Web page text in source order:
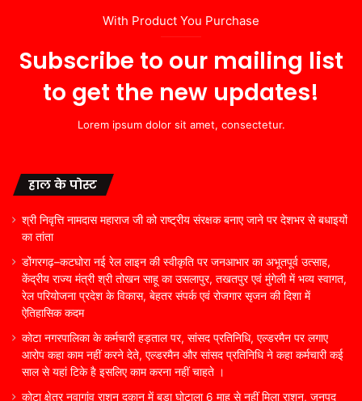
With Product You Purchase
Subscribe to our mailing list
to get the new updates!
Lorem ipsum dolor sit amet, consectetur.
हाल के पोस्ट
श्री निवृत्ति नामदास महाराज जी को राष्ट्रीय संरक्षक बनाए जाने पर देशभर से बधाइयों
का तांता
डोंगरगढ़–कटघोरा नई रेल लाइन की स्वीकृति पर जनआभार का अभूतपूर्व उत्साह,
केंद्रीय राज्य मंत्री श्री तोखन साहू का उसलापुर, तखतपुर एवं मुंगेली में भव्य स्वागत,
रेल परियोजना प्रदेश के विकास, बेहतर संपर्क एवं रोजगार सृजन की दिशा में
ऐतिहासिक कदम
कोटा नगरपालिका के कर्मचारी हड़ताल पर, सांसद प्रतिनिधि, एल्डरमैन पर लगाए
आरोप कहा काम नहीं करने देते, एल्डरमैन और सांसद प्रतिनिधि ने कहा कर्मचारी कई
साल से यहां टिके है इसलिए काम करना नहीं चाहते ।
कोटा क्षेत्र नवागांव राशन दुकान में बड़ा घोटाला 6 माह से नहीं मिला राशन, जनपद